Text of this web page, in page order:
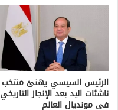
الرئيس السيسي يهنئ منتخب
ناشئات اليد بعد الإنجاز التاريخي
في مونديال العالم